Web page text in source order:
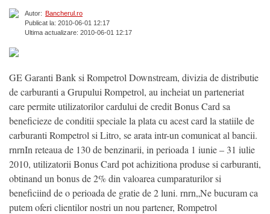
Autor: Bancherul.ro
Publicat la: 2010-06-01 12:17
Ultima actualizare: 2010-06-01 12:17
GE Garanti Bank si Rompetrol Downstream, divizia de distributie
de carburanti a Grupului Rompetrol, au incheiat un parteneriat
care permite utilizatorilor cardului de credit Bonus Card sa
beneficieze de conditii speciale la plata cu acest card la statiile de
carburanti Rompetrol si Litro, se arata intr-un comunicat al bancii.
rnrnIn reteaua de 130 de benzinarii, in perioada 1 iunie – 31 iulie
2010, utilizatorii Bonus Card pot achizitiona produse si carburanti,
obtinand un bonus de 2% din valoarea cumparaturilor si
beneficiind de o perioada de gratie de 2 luni. rnrn„Ne bucuram ca
putem oferi clientilor nostri un nou partener, Rompetrol